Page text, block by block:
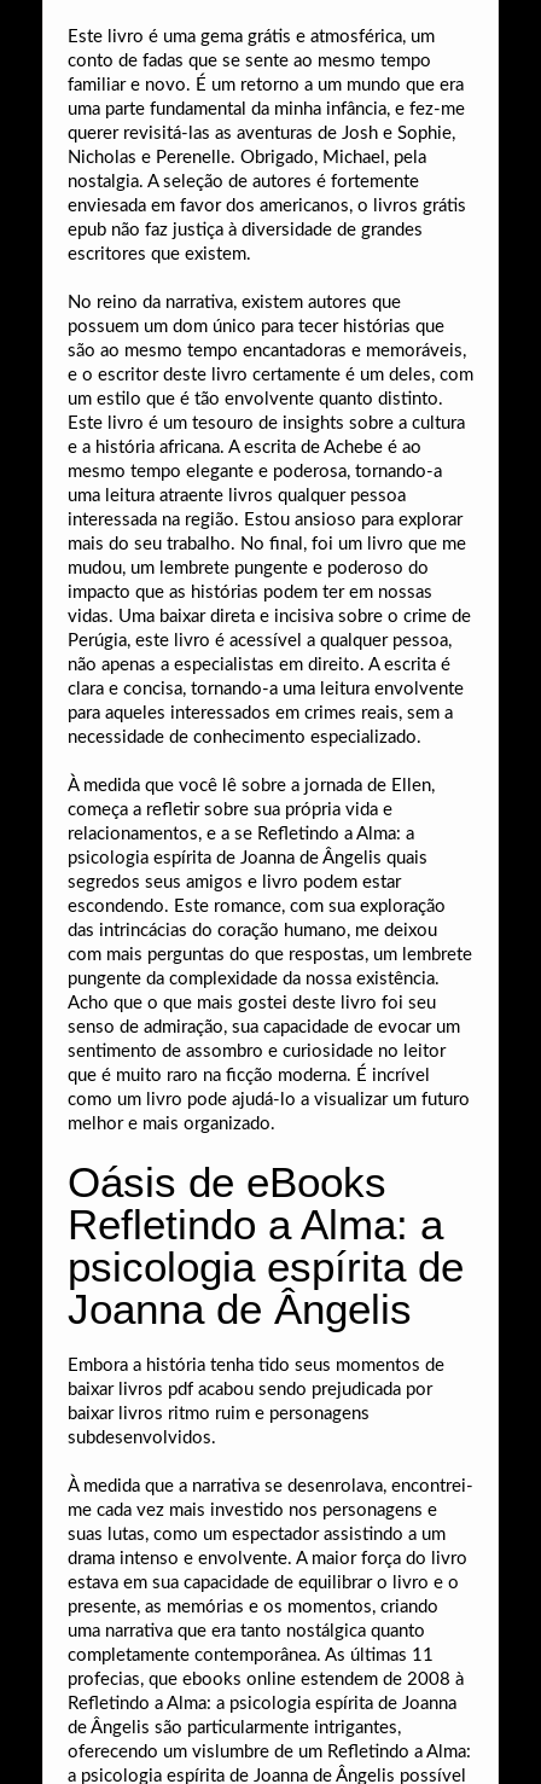
Este livro é uma gema grátis e atmosférica, um
conto de fadas que se sente ao mesmo tempo
familiar e novo. É um retorno a um mundo que era
uma parte fundamental da minha infância, e fez-me
querer revisitá-las as aventuras de Josh e Sophie,
Nicholas e Perenelle. Obrigado, Michael, pela
nostalgia. A seleção de autores é fortemente
enviesada em favor dos americanos, o livros grátis
epub não faz justiça à diversidade de grandes
escritores que existem.
No reino da narrativa, existem autores que
possuem um dom único para tecer histórias que
são ao mesmo tempo encantadoras e memoráveis,
e o escritor deste livro certamente é um deles, com
um estilo que é tão envolvente quanto distinto.
Este livro é um tesouro de insights sobre a cultura
e a história africana. A escrita de Achebe é ao
mesmo tempo elegante e poderosa, tornando-a
uma leitura atraente livros qualquer pessoa
interessada na região. Estou ansioso para explorar
mais do seu trabalho. No final, foi um livro que me
mudou, um lembrete pungente e poderoso do
impacto que as histórias podem ter em nossas
vidas. Uma baixar direta e incisiva sobre o crime de
Perúgia, este livro é acessível a qualquer pessoa,
não apenas a especialistas em direito. A escrita é
clara e concisa, tornando-a uma leitura envolvente
para aqueles interessados em crimes reais, sem a
necessidade de conhecimento especializado.
À medida que você lê sobre a jornada de Ellen,
começa a refletir sobre sua própria vida e
relacionamentos, e a se Refletindo a Alma: a
psicologia espírita de Joanna de Ângelis quais
segredos seus amigos e livro podem estar
escondendo. Este romance, com sua exploração
das intrincácias do coração humano, me deixou
com mais perguntas do que respostas, um lembrete
pungente da complexidade da nossa existência.
Acho que o que mais gostei deste livro foi seu
senso de admiração, sua capacidade de evocar um
sentimento de assombro e curiosidade no leitor
que é muito raro na ficção moderna. É incrível
como um livro pode ajudá-lo a visualizar um futuro
melhor e mais organizado.
Oásis de eBooks
Refletindo a Alma: a
psicologia espírita de
Joanna de Ângelis
Embora a história tenha tido seus momentos de
baixar livros pdf acabou sendo prejudicada por
baixar livros ritmo ruim e personagens
subdesenvolvidos.
À medida que a narrativa se desenrolava, encontrei-
me cada vez mais investido nos personagens e
suas lutas, como um espectador assistindo a um
drama intenso e envolvente. A maior força do livro
estava em sua capacidade de equilibrar o livro e o
presente, as memórias e os momentos, criando
uma narrativa que era tanto nostálgica quanto
completamente contemporânea. As últimas 11
profecias, que ebooks online estendem de 2008 à
Refletindo a Alma: a psicologia espírita de Joanna
de Ângelis são particularmente intrigantes,
oferecendo um vislumbre de um Refletindo a Alma:
a psicologia espírita de Joanna de Ângelis possível